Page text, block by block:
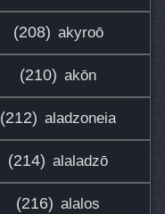
(208) akyroō
(210) akōn
(212) aladzoneia
(214) alaladzō
(216) alalos